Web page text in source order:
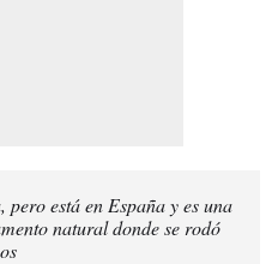
pero está en España y es una
natural donde se rodó